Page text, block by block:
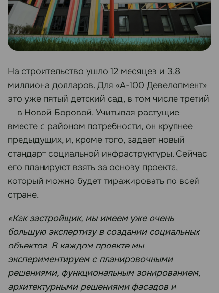
На строительство ушло 12 месяцев и 3,8
миллиона долларов. Для «А-100 Девелопмент»
это уже пятый детский сад, в том числе третий
— в Новой Боровой. Учитывая растущие
вместе с районом потребности, он крупнее
предыдущих, и, кроме того, задает новый
стандарт социальной инфраструктуры. Сейчас
его планируют взять за основу проекта,
который можно будет тиражировать по всей
стране.
«Как застройщик, мы имеем уже очень
большую экспертизу в создании социальных
объектов. В каждом проекте мы
экспериментируем с планировочными
решениями, функциональным зонированием,
архитектурными решениями фасадов и